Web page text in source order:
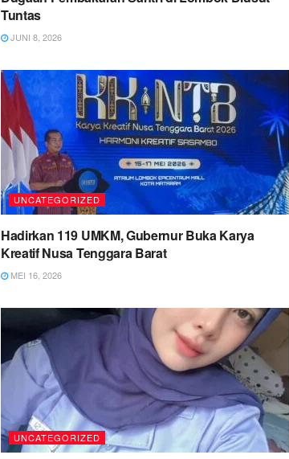
Tuntas
JUNI 8, 2026
UNCATEGORIZED
Hadirkan 119 UMKM, Gubernur Buka Karya
Kreatif Nusa Tenggara Barat
MEI 16, 2026
UNCATEGORIZED